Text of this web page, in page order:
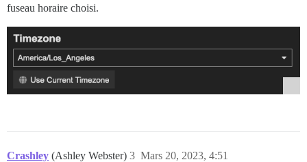
fuseau horaire choisi.
Crashley (Ashley Webster) Mars 20, 2023, 4:51
3